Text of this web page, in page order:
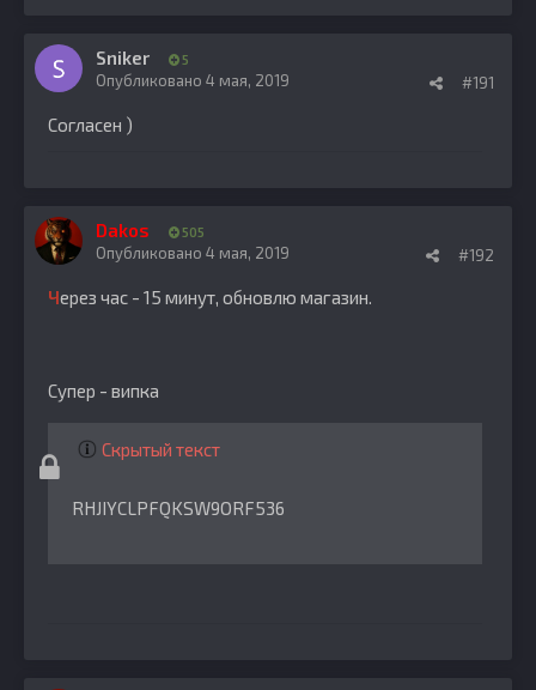
Sniker 5
#191
Опубликовано 4 мая, 2019
Согласен )
Dakos 505
#192
Опубликовано 4 мая, 2019
Через час - 15 минут, обновлю магазин.
Супер - випка
Скрытый текст
RHJIYCLPFQKSW9ORF536